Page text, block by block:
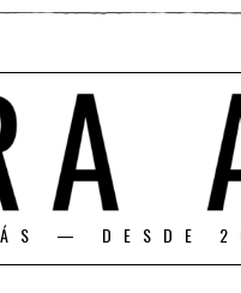
— DESDE